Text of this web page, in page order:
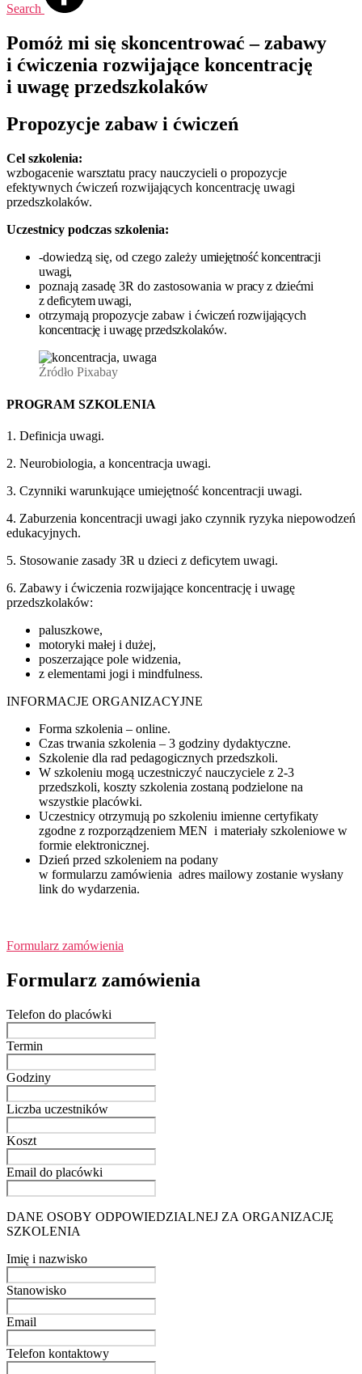
Search
Pomóż mi się skoncentrować – zabawy
i ćwiczenia rozwijające koncentrację
i uwagę przedszkolaków
Propozycje zabaw i ćwiczeń
Cel szkolenia:
wzbogacenie warsztatu pracy nauczycieli o propozycje
efektywnych ćwiczeń rozwijających koncentrację uwagi
przedszkolaków.
Uczestnicy podczas szkolenia:
-dowiedzą się, od czego zależy umiejętność koncentracji
uwagi,
poznają zasadę 3R do zastosowania w pracy z dziećmi
z deficytemuwagi,
otrzymają propozycje zabaw i ćwiczeń rozwijających
koncentrację i uwagę przedszkolaków.
Źródło Pixabay
PROGRAM SZKOLENIA
1. Definicja uwagi.
2. Neurobiologia, a koncentracja uwagi.
3. Czynniki warunkujące umiejętność koncentracji uwagi.
4. Zaburzenia koncentracji uwagi jako czynnik ryzyka niepowodzeń
edukacyjnych.
5. Stosowanie zasady 3R u dzieci z deficytem uwagi.
6. Zabawy i ćwiczenia rozwijające koncentrację i uwagę
przedszkolaków:
paluszkowe,
motoryki małej i dużej,
poszerzające pole widzenia,
z elementami jogi i mindfulness.
INFORMACJE ORGANIZACYJNE
Forma szkolenia – online.
Czas trwania szkolenia – 3 godziny dydaktyczne.
Szkolenie dla rad pedagogicznych przedszkoli.
W szkoleniu mogą uczestniczyć nauczyciele z 2-3
przedszkoli, koszty szkolenia zostaną podzielone na
wszystkie placówki.
Uczestnicy otrzymują po szkoleniu imienne certyfikaty
zgodne z rozporządzeniem MEN i materiały szkoleniowe w
formie elektronicznej.
Dzień przed szkoleniem na podany
w formularzu zamówienia adres mailowy zostanie wysłany
link do wydarzenia.
Formularz zamówienia
Formularz zamówienia
Telefon do placówki
Termin
Godziny
Liczba uczestników
Koszt
Email do placówki
DANE OSOBY ODPOWIEDZIALNEJ ZA ORGANIZACJĘ
SZKOLENIA
Imię i nazwisko
Stanowisko
Email
Telefon kontaktowy